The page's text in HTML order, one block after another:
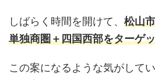
しばらく時間を開けて、 松山
単独商圏＋四国西部をターゲ
この案になるような気がして